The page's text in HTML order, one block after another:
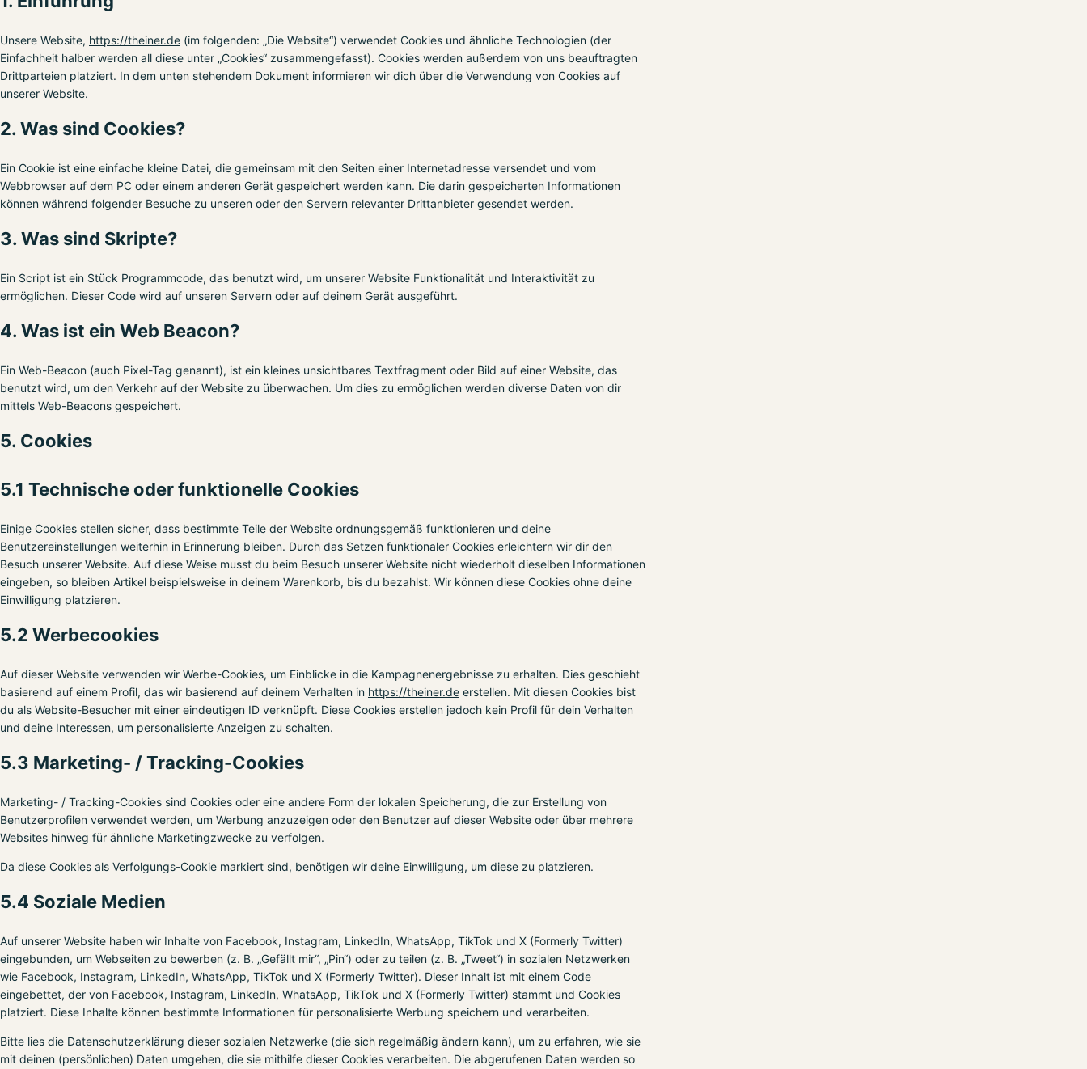
Unsere Website, https://theiner.de (im folgenden: „Die Website“) verwendet Cookies und ähnliche Technologien (der
Einfachheit halber werden all diese unter „Cookies“ zusammengefasst). Cookies werden außerdem von uns beauftragten
Drittparteien platziert. In dem unten stehendem Dokument informieren wir dich über die Verwendung von Cookies auf
unserer Website.
2. Was sind Cookies?
Ein Cookie ist eine einfache kleine Datei, die gemeinsam mit den Seiten einer Internetadresse versendet und vom
Webbrowser auf dem PC oder einem anderen Gerät gespeichert werden kann. Die darin gespeicherten Informationen
können während folgender Besuche zu unseren oder den Servern relevanter Drittanbieter gesendet werden.
3. Was sind Skripte?
Ein Script ist ein Stück Programmcode, das benutzt wird, um unserer Website Funktionalität und Interaktivität zu
ermöglichen. Dieser Code wird auf unseren Servern oder auf deinem Gerät ausgeführt.
4. Was ist ein Web Beacon?
Ein Web-Beacon (auch Pixel-Tag genannt), ist ein kleines unsichtbares Textfragment oder Bild auf einer Website, das
benutzt wird, um den Verkehr auf der Website zu überwachen. Um dies zu ermöglichen werden diverse Daten von dir
mittels Web-Beacons gespeichert.
5. Cookies
5.1 Technische oder funktionelle Cookies
Einige Cookies stellen sicher, dass bestimmte Teile der Website ordnungsgemäß funktionieren und deine
Benutzereinstellungen weiterhin in Erinnerung bleiben. Durch das Setzen funktionaler Cookies erleichtern wir dir den
Besuch unserer Website. Auf diese Weise musst du beim Besuch unserer Website nicht wiederholt dieselben Informationen
eingeben, so bleiben Artikel beispielsweise in deinem Warenkorb, bis du bezahlst. Wir können diese Cookies ohne deine
Einwilligung platzieren.
5.2 Werbecookies
Auf dieser Website verwenden wir Werbe-Cookies, um Einblicke in die Kampagnenergebnisse zu erhalten. Dies geschieht
basierend auf einem Profil, das wir basierend auf deinem Verhalten in https://theiner.de erstellen. Mit diesen Cookies bist
du als Website-Besucher mit einer eindeutigen ID verknüpft. Diese Cookies erstellen jedoch kein Profil für dein Verhalten
und deine Interessen, um personalisierte Anzeigen zu schalten.
5.3 Marketing- / Tracking-Cookies
Marketing- / Tracking-Cookies sind Cookies oder eine andere Form der lokalen Speicherung, die zur Erstellung von
Benutzerprofilen verwendet werden, um Werbung anzuzeigen oder den Benutzer auf dieser Website oder über mehrere
Websites hinweg für ähnliche Marketingzwecke zu verfolgen.
Da diese Cookies als Verfolgungs-Cookie markiert sind, benötigen wir deine Einwilligung, um diese zu platzieren.
5.4 Soziale Medien
Auf unserer Website haben wir Inhalte von Facebook, Instagram, LinkedIn, WhatsApp, TikTok und X (Formerly Twitter)
eingebunden, um Webseiten zu bewerben (z. B. „Gefällt mir“, „Pin“) oder zu teilen (z. B. „Tweet“) in sozialen Netzwerken
wie Facebook, Instagram, LinkedIn, WhatsApp, TikTok und X (Formerly Twitter). Dieser Inhalt ist mit einem Code
eingebettet, der von Facebook, Instagram, LinkedIn, WhatsApp, TikTok und X (Formerly Twitter) stammt und Cookies
platziert. Diese Inhalte können bestimmte Informationen für personalisierte Werbung speichern und verarbeiten.
Bitte lies die Datenschutzerklärung dieser sozialen Netzwerke (die sich regelmäßig ändern kann), um zu erfahren, wie sie
mit deinen (persönlichen) Daten umgehen, die sie mithilfe dieser Cookies verarbeiten. Die abgerufenen Daten werden so